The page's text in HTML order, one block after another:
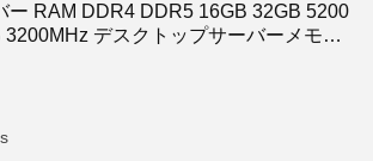
ー RAM DDR4 DDR5 16GB 32GB 5200
デスクトップサーバーメモリ